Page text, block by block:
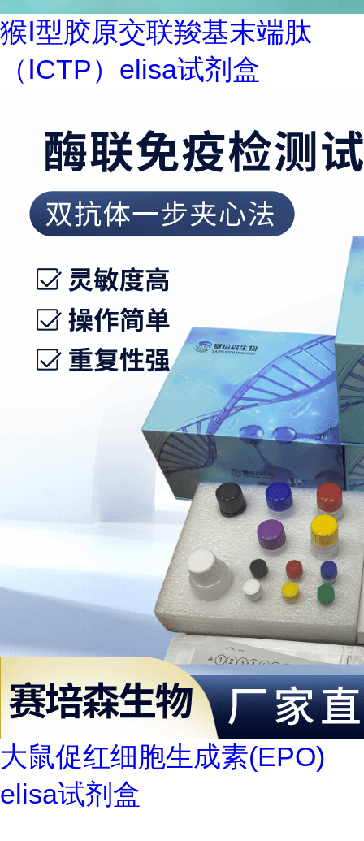
猴Ⅰ型胶原交联羧基末端肽
（ⅠCTP）elisa试剂盒
大鼠促红细胞生成素(EPO)
elisa试剂盒